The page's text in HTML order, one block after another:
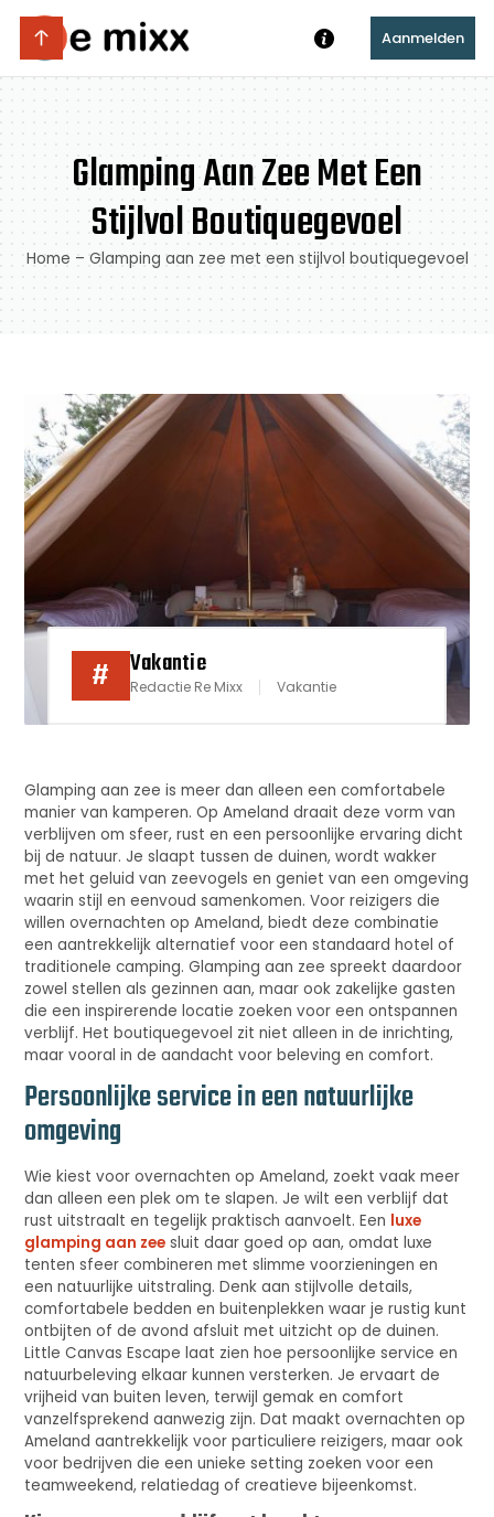
Aanmelden
Glamping Aan Zee Met Een
Stijlvol Boutiquegevoel
Home – Glamping aan zee met een stijlvol boutiquegevoel
# Vakantie
Redactie Re Mixx Vakantie
Glamping aan zee is meer dan alleen een comfortabele
manier van kamperen. Op Ameland draait deze vorm van
verblijven om sfeer, rust en een persoonlijke ervaring dicht
bij de natuur. Je slaapt tussen de duinen, wordt wakker
met het geluid van zeevogels en geniet van een omgeving
waarin stijl en eenvoud samenkomen. Voor reizigers die
willen overnachten op Ameland, biedt deze combinatie
een aantrekkelijk alternatief voor een standaard hotel of
traditionele camping. Glamping aan zee spreekt daardoor
zowel stellen als gezinnen aan, maar ook zakelijke gasten
die een inspirerende locatie zoeken voor een ontspannen
verblijf. Het boutiquegevoel zit niet alleen in de inrichting,
maar vooral in de aandacht voor beleving en comfort.
Persoonlijke service in een natuurlijke
omgeving
Wie kiest voor overnachten op Ameland, zoekt vaak meer
dan alleen een plek om te slapen. Je wilt een verblijf dat
rust uitstraalt en tegelijk praktisch aanvoelt. Een luxe
glamping aan zee sluit daar goed op aan, omdat luxe
tenten sfeer combineren met slimme voorzieningen en
een natuurlijke uitstraling. Denk aan stijlvolle details,
comfortabele bedden en buitenplekken waar je rustig kunt
ontbijten of de avond afsluit met uitzicht op de duinen.
Little Canvas Escape laat zien hoe persoonlijke service en
natuurbeleving elkaar kunnen versterken. Je ervaart de
vrijheid van buiten leven, terwijl gemak en comfort
vanzelfsprekend aanwezig zijn. Dat maakt overnachten op
Ameland aantrekkelijk voor particuliere reizigers, maar ook
voor bedrijven die een unieke setting zoeken voor een
teamweekend, relatiedag of creatieve bijeenkomst.